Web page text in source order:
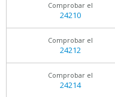
Comprobar el
24210
Comprobar el
24212
Comprobar el
24214